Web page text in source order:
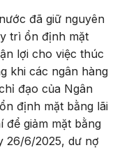
đã giữ nguyên
trì ổn định mặt
lợi cho việc thúc
khi các ngân hàng
đạo của Ngân
định mặt bằng lãi
để giảm mặt bằng
26/6/2025, dư nợ